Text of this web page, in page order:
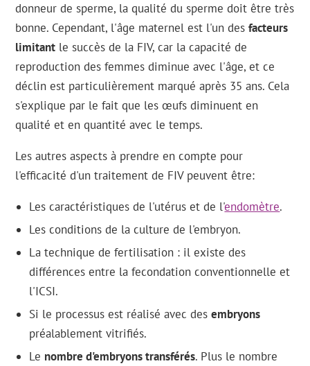
donneur de sperme, la qualité du sperme doit être très
bonne. Cependant, l'âge maternel est l'un desfacteurs
limitant le succès de la FIV, car la capacité de
reproduction des femmes diminue avec l'âge, et ce
déclin est particulièrement marqué après 35 ans. Cela
s'explique par le fait que les œufs diminuent en
qualité et en quantité avec le temps.
Les autres aspects à prendre en compte pour
l'efficacité d'un traitement de FIV peuvent être:
Les caractéristiques de l'utérus et de l'endomètre.
Les conditions de la culture de l'embryon.
La technique de fertilisation : il existe des
différences entre la fecondation conventionnelle et
l'ICSI.
Si le processus est réalisé avec desembryons
préalablement vitrifiés.
Le nombre d'embryons transférés. Plus le nombre